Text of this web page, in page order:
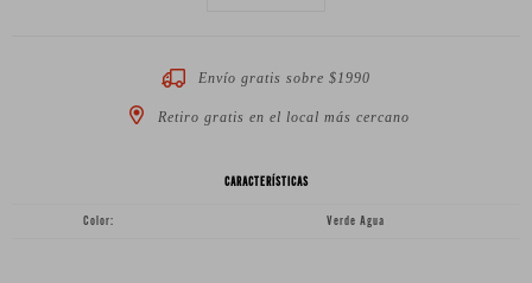
Envío gratis sobre $1990
Retiro gratis en el local más cercano
CARACTERÍSTICAS
Color Verde Agua